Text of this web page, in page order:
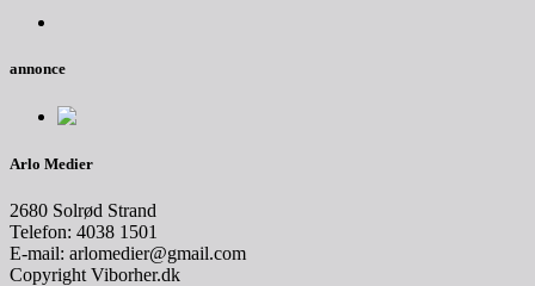
annonce
Arlo Medier
2680 Solrød Strand
Telefon: 4038 1501
E-mail: arlomedier@gmail.com
Copyright Viborher.dk